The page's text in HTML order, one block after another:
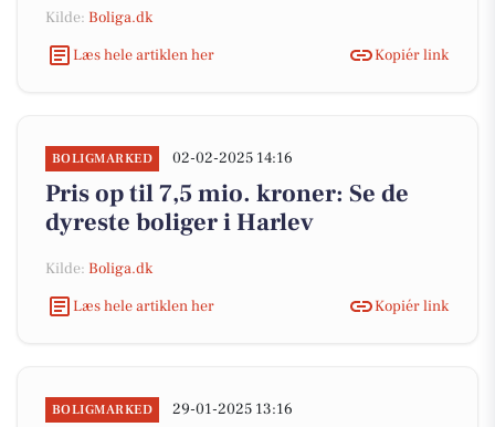
Kilde: Boliga.dk
Læs hele artiklen her
Kopiér link
BOLIGMARKED 02-02-2025 14:16
Pris op til 7,5 mio. kroner: Se de
dyreste boliger i Harlev
Kilde: Boliga.dk
Læs hele artiklen her
Kopiér link
BOLIGMARKED 29-01-2025 13:16